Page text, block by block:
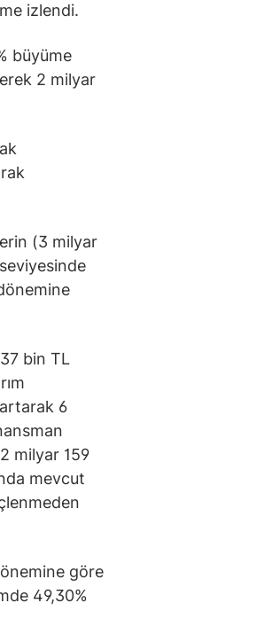
izlendi.
büyüme
2 milyar
(3 milyar
bin TL
6
milyar 159
mevcut
göre
49,30%